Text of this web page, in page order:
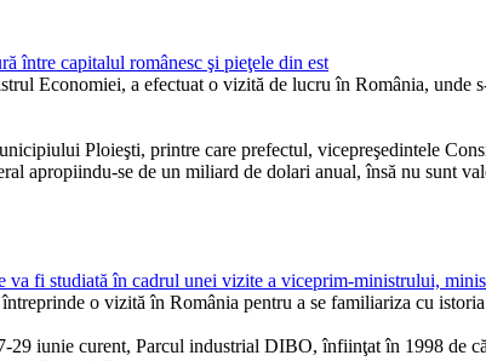
între capitalul românesc şi pieţele din est
Economiei, a efectuat o vizită de lucru în România, unde
Ploieşti, printre care prefectul, vicepreşedintele
apropiindu-se de un miliard de dolari anual, însă nu sunt
fi studiată în cadrul unei vizite a viceprim-ministrului,
o vizită în România pentru a se familiariza cu
29 iunie curent, Parcul industrial DIBO, înfiinţat în 1998